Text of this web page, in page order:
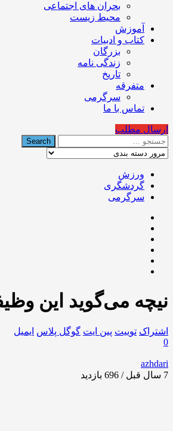
بحران های اجتماعی
محیط زیست
آموزش
کتاب و ادبیات
بزرگان
زندگی نامه
تاریخ
متفرقه
سرگرمی
تماس با ما
ارسال مطلب
ورزش
گردشگری
سرگرمی
نیچه می‌گوید این
اشتراک توییت پین ایت گوگل‌ پلاس ایمیل
0
azhdari
7 سال قبل / 696
بازدید